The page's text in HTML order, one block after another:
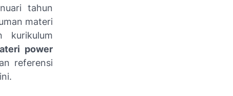
tahun
materi
kurikulum
power
referensi